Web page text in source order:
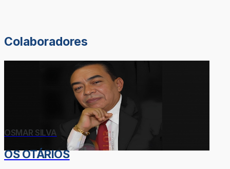
Colaboradores
OSMAR SILVA
OS OTÁRIOS